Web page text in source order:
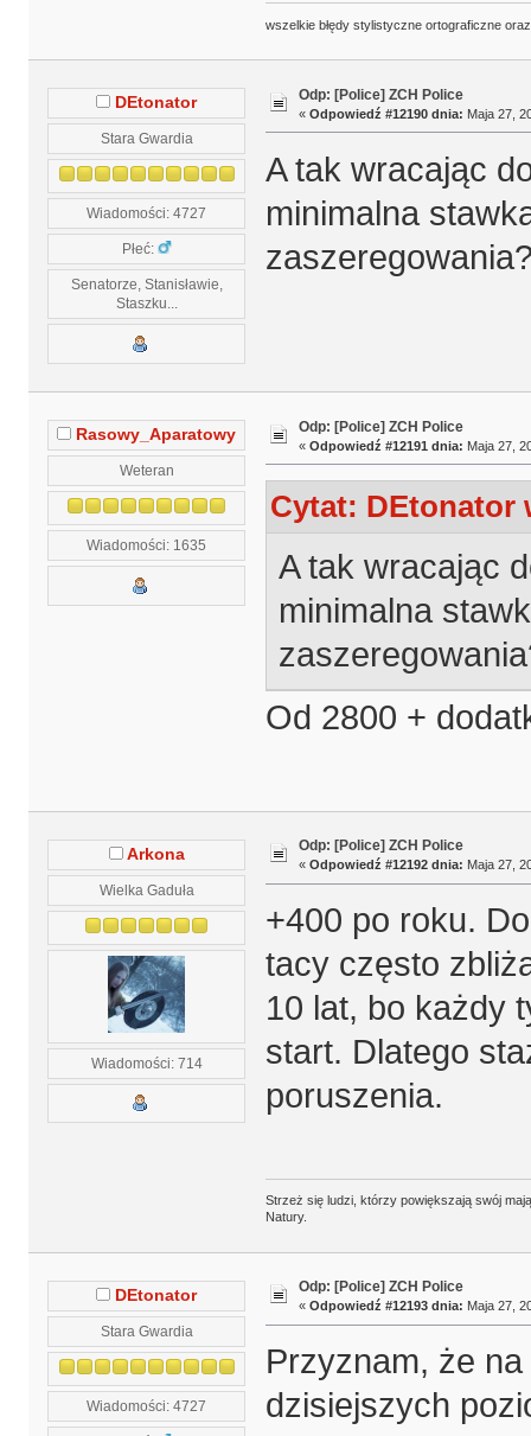
wszelkie błędy stylistyczne ortograficzne
DEtonator
Stara Gwardia
Wiadomości: 4727
Płeć:
Senatorze, Stanisławie,
Staszku...
Odp: [Police] ZCH Police
« Odpowiedź #12190 dnia: Maja 27,
A tak wracając
minimalna
Rasowy_Aparatowy
Weteran
Wiadomości: 1635
Odp: [Police] ZCH Police
« Odpowiedź #12191 dnia: Maja 27,
Cytat: DEtonator
A tak wracając
minimalna
Od 2800 +
Arkona
Wielka Gaduła
Wiadomości: 714
Odp: [Police] ZCH Police
« Odpowiedź #12192 dnia: Maja 27,
+400 po roku.
tacy często
10 lat, bo każdy
start. Dlatego
poruszenia.
Strzeż się ludzi, którzy powiększają swój
Natury.
DEtonator
Stara Gwardia
Wiadomości: 4727
Odp: [Police] ZCH Police
« Odpowiedź #12193 dnia: Maja 27,
Przyznam, że
dzisiejszych